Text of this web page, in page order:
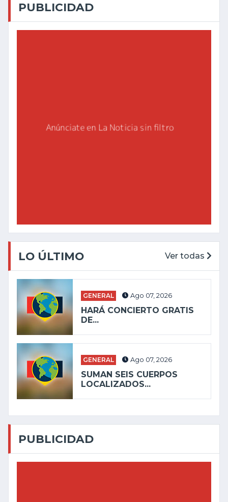
PUBLICIDAD
LO ÚLTIMO Ver todas
GENERAL Ago 07, 2026
HARÁ CONCIERTO GRATIS
DE...
GENERAL Ago 07, 2026
SUMAN SEIS CUERPOS
LOCALIZADOS...
PUBLICIDAD